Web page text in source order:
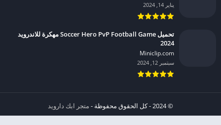
يناير 14, 2024
تحميل Soccer Hero PvP Football Game مهكرة للاندرويد
2024
Miniclip.com‏
سبتمبر 12, 2024
© 2024 - كل الحقوق محفوظة -
متجر ابك دارويد